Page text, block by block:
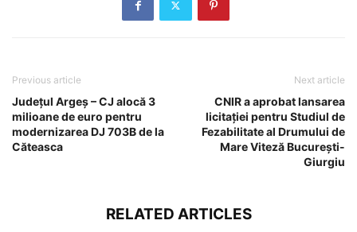
Previous article
Județul Argeș – CJ alocă 3
milioane de euro pentru
modernizarea DJ 703B de la
Căteasca
Next article
CNIR a aprobat lansarea
licitației pentru Studiul de
Fezabilitate al Drumului de
Mare Viteză București-
Giurgiu
RELATED ARTICLES